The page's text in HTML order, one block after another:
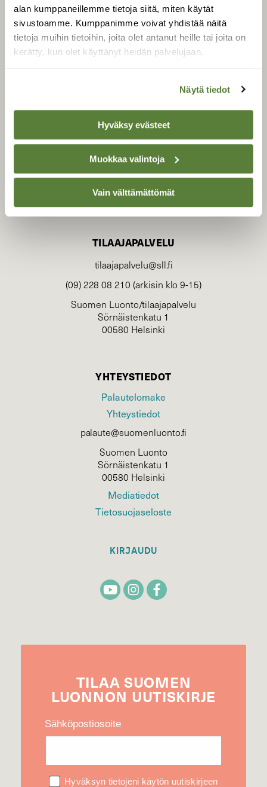
alan kumppaneillemme tietoja siitä, miten käytät
sivustoamme. Kumppanimme voivat yhdistää näitä
tietoja muihin tietoihin, joita olet antanut heille tai joita on
kerätty, kun olet käyttänyt heidän palvelujaan.
Näytä tiedot
Hyväksy evästeet
Muokkaa valintoja
Vain välttämättömät
SUOMEN LUONNON­
SUOJELU­LIITTO
Suomen Luonto -lehden
luonnonsuojelu­liitto.
TILAAJAPALVELU
tilaajapalvelu@sll.fi
(09) 228 08 210 (arkisin klo 9-15)
Suomen Luonto/tilaajapalvelu
Sörnäistenkatu 1
00580 Helsinki
YHTEYSTIEDOT
Palautelomake
Yhteystiedot
palaute@suomenluonto.fi
Suomen Luonto
Sörnäistenkatu 1
00580 Helsinki
Mediatiedot
Tietosuojaseloste
KIRJAUDU
TILAA SUOMEN
LUONNON UUTIS­KIRJE
Sähköpostiosoite
Hyväksyn tietojeni käytön uutiskirjeen